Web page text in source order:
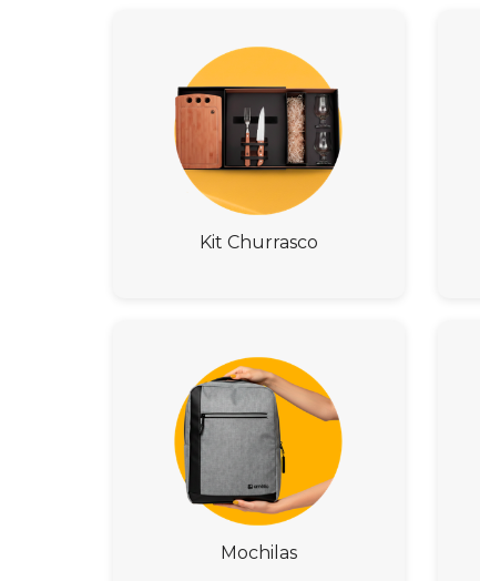
Kit Churrasco
Mochilas